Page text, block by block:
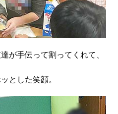
が手伝って割ってくれて、
とした笑顔。